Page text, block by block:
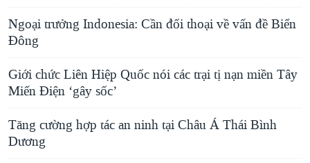
Ngoại trưởng Indonesia: Cần đối thoại về vấn đề Biển
Ðông
Giới chức Liên Hiệp Quốc nói các trại tị nạn miền Tây
Miến Điện ‘gây sốc’
Tăng cường hợp tác an ninh tại Châu Á Thái Bình
Dương